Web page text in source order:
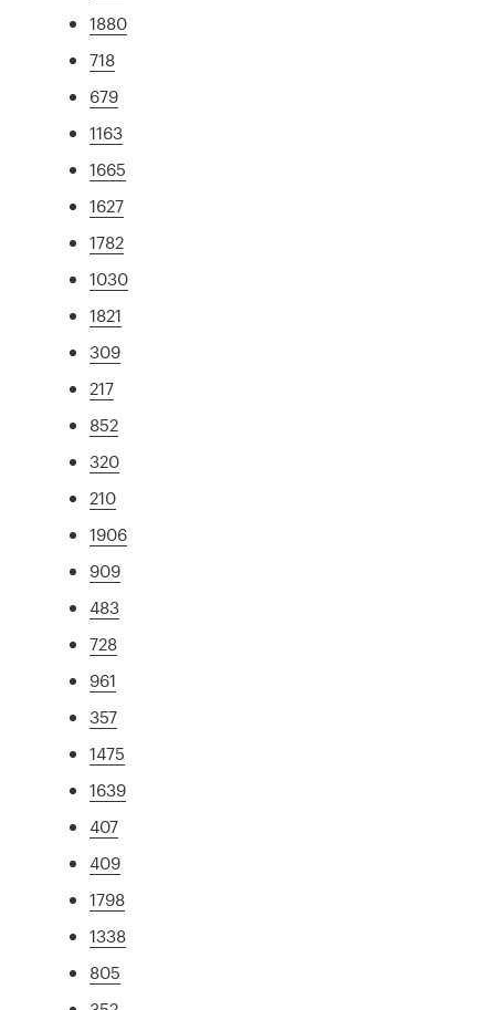
1880
718
679
1163
1665
1627
1782
1030
1821
309
217
852
320
210
1906
909
483
728
961
357
1475
1639
407
409
1798
1338
805